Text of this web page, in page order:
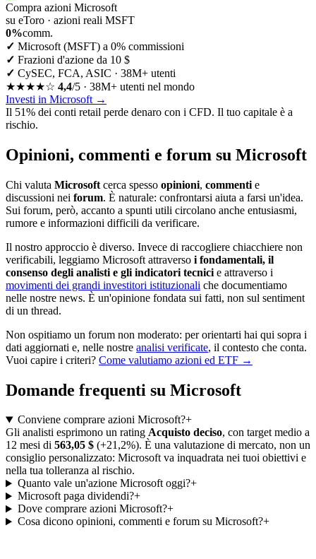
Compra azioni Microsoft
su eToro · azioni reali MSFT
0%comm.
✓ Microsoft (MSFT) a 0% commissioni
✓ Frazioni d'azione da 10 $
✓ CySEC, FCA, ASIC · 38M+ utenti
★★★★☆ 4,4/5 · 38M+ utenti nel mondo
Investi in Microsoft →
Il 51% dei conti retail perde denaro con i CFD. Il tuo capitale è a
rischio.
Opinioni, commenti e forum su Microsoft
Chi valuta Microsoft cerca spesso opinioni, commenti e
discussioni nei forum. È naturale: confrontarsi aiuta a farsi un'idea.
Sui forum, però, accanto a spunti utili circolano anche entusiasmi,
rumore e informazioni difficili da verificare.
Il nostro approccio è diverso. Invece di raccogliere chiacchiere non
verificabili, leggiamo Microsoft attraverso i fondamentali, il
consenso degli analisti e gli indicatori tecnici e attraverso i
movimenti dei grandi investitori istituzionali che documentiamo
nelle nostre news. È un'opinione fondata sui fatti, non sul sentiment
di un thread.
Non ospitiamo un forum non moderato: per orientarti hai qui sopra i
dati aggiornati e, nelle nostre analisi verificate, il contesto che conta.
Vuoi capire i criteri? Come valutiamo azioni ed ETF →
Domande frequenti su Microsoft
Conviene comprare azioni Microsoft?+
Gli analisti esprimono un rating Acquisto deciso, con target medio a
12 mesi di 563,05 $ (+21,2%). È una valutazione di mercato, non un
consiglio personalizzato: Microsoft va inquadrata nei tuoi obiettivi e
nella tua tolleranza al rischio.
Quanto vale un'azione Microsoft oggi?+
Microsoft paga dividendi?+
Dove comprare azioni Microsoft?+
Cosa dicono opinioni, commenti e forum su Microsoft?+